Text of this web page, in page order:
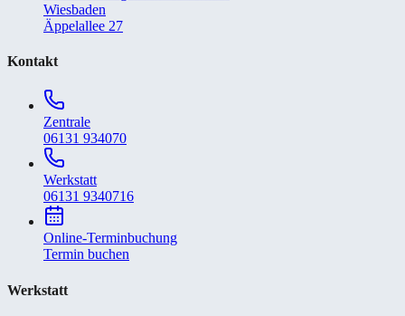
Wiesbaden
Äppelallee 27
Kontakt
Zentrale
06131 934070
Werkstatt
06131 9340716
Online-Terminbuchung
Termin buchen
Werkstatt